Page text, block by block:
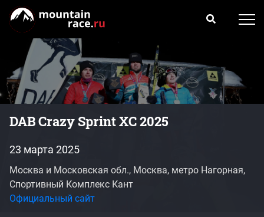
DAB Crazy Sprint XC 2025
23 марта 2025
Москва и Московская обл., Москва, метро Нагорная,
Спортивный Комплекс Кант
Официальный сайт